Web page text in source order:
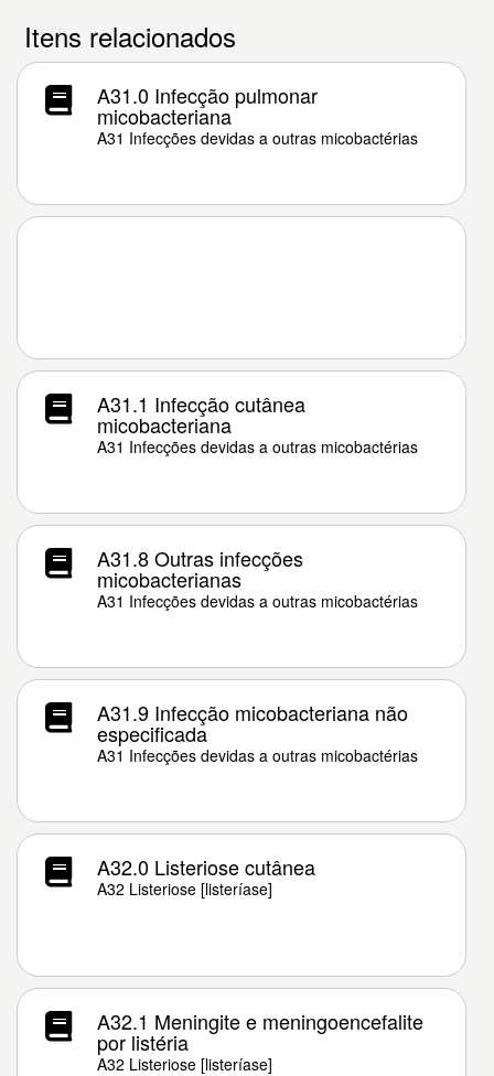
Itens relacionados
A31.0 Infecção pulmonar
micobacteriana
A31 Infecções devidas a outras micobactérias
A31.1 Infecção cutânea
micobacteriana
A31 Infecções devidas a outras micobactérias
A31.8 Outras infecções
micobacterianas
A31 Infecções devidas a outras micobactérias
A31.9 Infecção micobacteriana não
especificada
A31 Infecções devidas a outras micobactérias
A32.0 Listeriose cutânea
A32 Listeriose [listeríase]
A32.1 Meningite e meningoencefalite
por listéria
A32 Listeriose [listeríase]